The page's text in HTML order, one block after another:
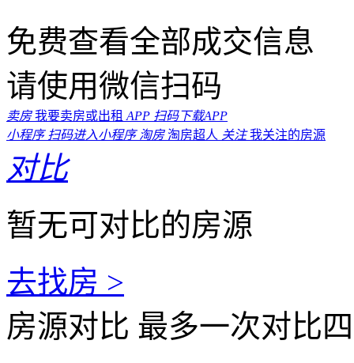
免费查看全部成交信息
请使用微信扫码
卖房 我要卖房或出租 APP 扫码下载APP
小程序 扫码进入小程序 淘房 淘房超人 关注 我关注的房源
对比
暂无可对比的房源
去找房 >
房源对比 最多一次对比